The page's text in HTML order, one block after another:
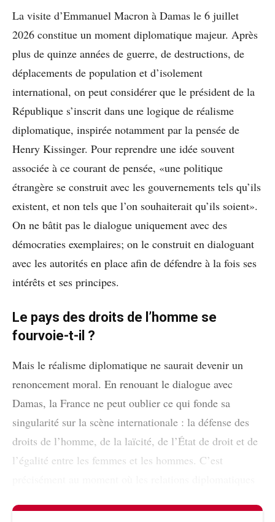
La visite d’Emmanuel Macron à Damas le 6 juillet
2026 constitue un moment diplomatique majeur. Après
plus de quinze années de guerre, de destructions, de
déplacements de population et d’isolement
international, on peut considérer que le président de la
République s’inscrit dans une logique de réalisme
diplomatique, inspirée notamment par la pensée de
Henry Kissinger. Pour reprendre une idée souvent
associée à ce courant de pensée, «une politique
étrangère se construit avec les gouvernements tels qu’ils
existent, et non tels que l’on souhaiterait qu’ils soient».
On ne bâtit pas le dialogue uniquement avec des
démocraties exemplaires; on le construit en dialoguant
avec les autorités en place afin de défendre à la fois ses
intérêts et ses principes.
Le pays des droits de l’homme se
fourvoie-t-il ?
Mais le réalisme diplomatique ne saurait devenir un
renoncement moral. En renouant le dialogue avec
Damas, la France ne peut oublier ce qui fonde sa
singularité sur la scène internationale : la défense des
droits de l’homme, de la laïcité, de l’État de droit et de
l’égalité entre les femmes et les hommes. C’est